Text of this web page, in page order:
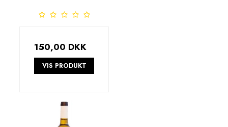
150,00 DKK
VIS PRODUKT